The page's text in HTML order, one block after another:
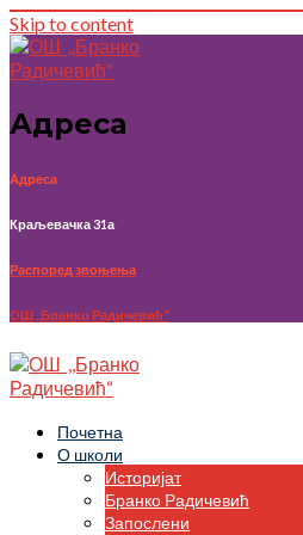
Skip to content
Адреса
Адреса
Краљевачка 31а
Распоред звоњења
OШ ,,Бранко Радичевић“
Почетна
О школи
Историјат
Бранко Радичевић
Запослени